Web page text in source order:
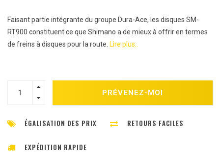
Faisant partie intégrante du groupe Dura-Ace, les disques SM-
RT900 constituent ce que Shimano a de mieux à offrir en termes
de freins à disques pour la route. Lire plus..
PRÉVENEZ-MOI
ÉGALISATION DES PRIX RETOURS FACILES
EXPÉDITION RAPIDE